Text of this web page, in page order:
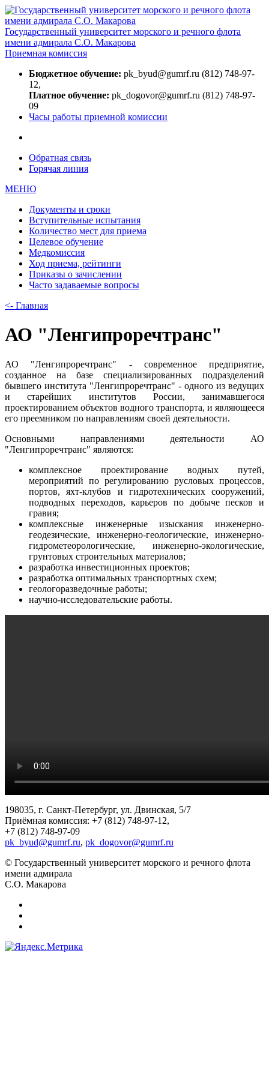
Государственный университет морского и речного флота
имени адмирала С.О. Макарова
Приемная комиссия
Бюджетное обучение: pk_byud@gumrf.ru (812) 748-97-
12,
Платное обучение: pk_dogovor@gumrf.ru (812) 748-97-
09
Часы работы приемной комиссии
Обратная связь
Горячая линия
МЕНЮ
Документы и сроки
Вступительные испытания
Количество мест для приема
Целевое обучение
Медкомиссия
Ход приема, рейтинги
Приказы о зачислении
Часто задаваемые вопросы
<- Главная
АО "Ленгипроречтранс"
АО "Ленгипроречтранс" - современное предприятие,
созданное на базе специализированных подразделений
бывшего института "Ленгипроречтранс" - одного из ведущих
и старейших институтов России, занимавшегося
проектированием объектов водного транспорта, и являющееся
его преемником по направлениям своей деятельности.
Основными направлениями деятельности АО
"Ленгипроречтранс" являются:
комплексное проектирование водных путей,
мероприятий по регулированию русловых процессов,
портов, яхт-клубов и гидротехнических сооружений,
подводных переходов, карьеров по добыче песков и
гравия;
комплексные инженерные изыскания инженерно-
геодезические, инженерно-геологические, инженерно-
гидрометеорологические, инженерно-экологические,
грунтовых строительных материалов;
разработка инвестиционных проектов;
разработка оптимальных транспортных схем;
геологоразведочные работы;
научно-исследовательские работы.
198035, г. Санкт-Петербург, ул. Двинская, 5/7
Приёмная комиссия: +7 (812) 748-97-12,
+7 (812) 748-97-09
pk_byud@gumrf.ru, pk_dogovor@gumrf.ru
© Государственный университет морского и речного флота
имени адмирала
С.О. Макарова